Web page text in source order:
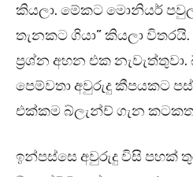
කියලා. මේකට මොනියර්
තැනකට ගියා” කියලා
ප්‍රශ්න අහන එක
පෙම්වතා අවුරුදු කීපයකට
එක්කම බ්ලැන්ච් ගැන
ඉන්පස්සෙ අවුරුදු විසි පහක්